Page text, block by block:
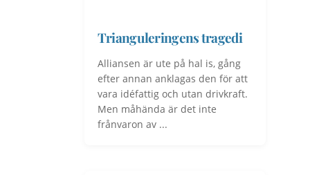
Trianguleringens tragedi
Alliansen är ute på hal is, gång
efter annan anklagas den för att
vara idéfattig och utan drivkraft.
Men måhända är det inte
frånvaron av ...